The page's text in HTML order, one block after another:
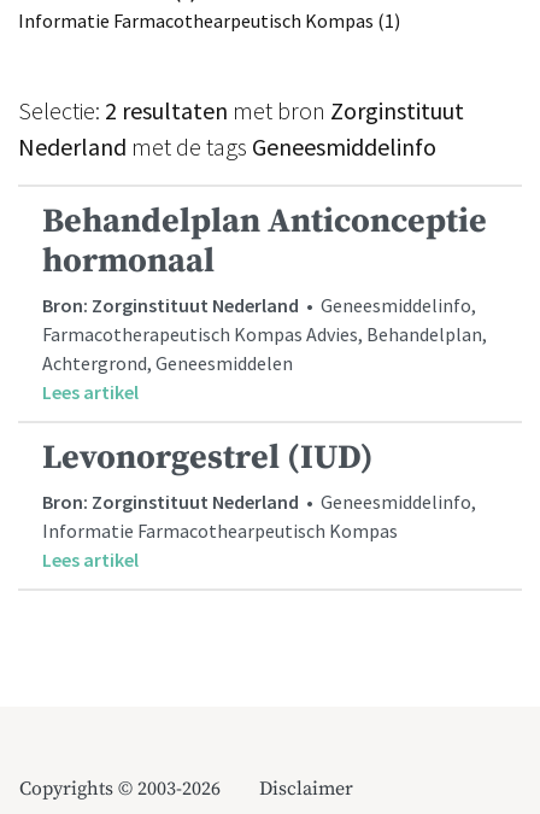
Informatie Farmacothearpeutisch Kompas (1)
Selectie: 2 resultaten met bron Zorginstituut
Nederland met de tags Geneesmiddelinfo
Behandelplan Anticonceptie
hormonaal
Bron: Zorginstituut Nederland • Geneesmiddelinfo,
Farmacotherapeutisch Kompas Advies, Behandelplan,
Achtergrond, Geneesmiddelen
Lees artikel
Levonorgestrel (IUD)
Bron: Zorginstituut Nederland • Geneesmiddelinfo,
Informatie Farmacothearpeutisch Kompas
Lees artikel
Copyrights © 2003-2026 Disclaimer